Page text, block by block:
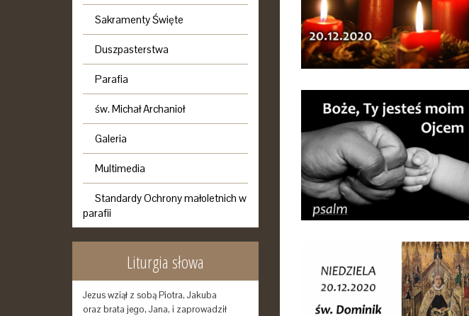
Sakramenty Święte
Duszpasterstwa
Parafia
św. Michał Archanioł
Galeria
Multimedia
Standardy Ochrony małoletnich w
parafii
Liturgia słowa
Jezus wziął z sobą Piotra, Jakuba
oraz brata jego, Jana, i zaprowadził